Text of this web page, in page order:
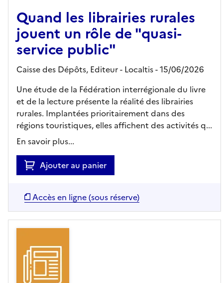
Quand les librairies rurales
jouent un rôle de "quasi-
service public"
Caisse des Dépôts, Editeur- Localtis- 15/06/2026
Une étude de la Fédération interrégionale du livre
et de la lecture présente la réalité des librairies
rurales. Implantées prioritairement dans des
régions touristiques, elles affichent des activités q...
En savoir plus...
Ajouter au panier
Accès en ligne (sous réserve)